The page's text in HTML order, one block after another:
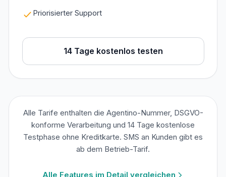
Priorisierter Support
14 Tage kostenlos testen
Alle Tarife enthalten die Agentino-Nummer, DSGVO-
konforme Verarbeitung und 14 Tage kostenlose
Testphase ohne Kreditkarte. SMS an Kunden gibt es
ab dem Betrieb-Tarif.
Alle Features im Detail vergleichen